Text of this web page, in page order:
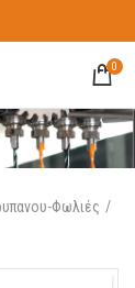
0
Φωλιές